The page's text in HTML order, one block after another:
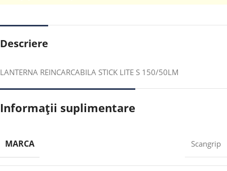
Descriere
LANTERNA REINCARCABILA STICK LITE S 150/50LM
Informații suplimentare
MARCA Scangrip